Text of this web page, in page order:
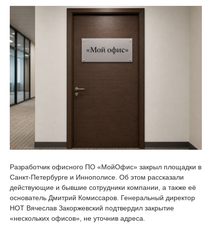
Разработчик офисного ПО «МойОфис» закрыл площадки в
Санкт-Петербурге и Иннополисе. Об этом рассказали
действующие и бывшие сотрудники компании, а также её
основатель Дмитрий Комиссаров. Генеральный директор
НОТ Вячеслав Закоржевский подтвердил закрытие
«нескольких офисов», не уточнив адреса.